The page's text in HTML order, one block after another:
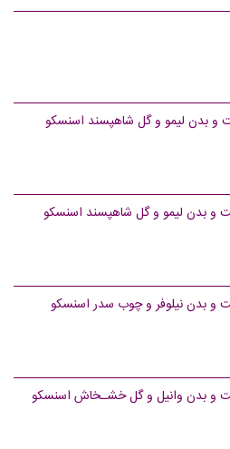
و بدن لیمو و گل شاهپسند اسنسکو
بدن لیمو و گل شاهپسند اسنسکو
بدن نیلوفر و چوب سدر اسنسکو
بدن وانیل و گل خشـخاش اسنسکو